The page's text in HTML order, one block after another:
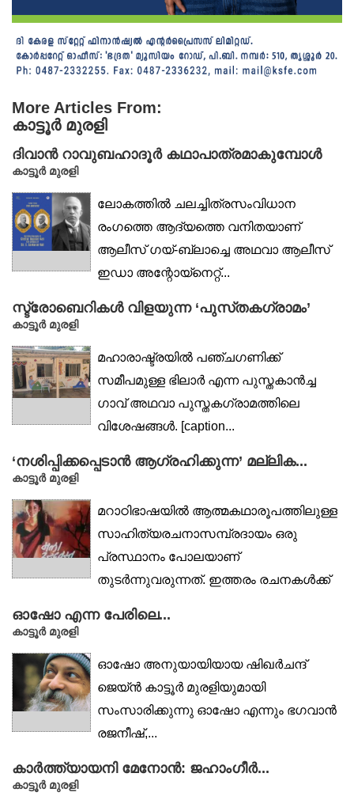
More Articles From:
കാട്ടൂർ മുരളി
ദിവാൻ റാവുബഹാദൂർ കഥാപാത്രമാകുമ്പോൾ
കാട്ടൂർ മുരളി
ലോകത്തിൽ ചലച്ചിത്രസംവിധാന
രംഗത്തെ ആദ്യത്തെ വനിതയാണ്
ആലീസ് ഗയ്-ബ്ലാച്ചെ അഥവാ ആലീസ്
ഇഡാ അന്റോയ്നെറ്റ്...
സ്ട്രോബെറികൾ വിളയുന്ന ‘പുസ്‌തകഗ്രാമം’
കാട്ടൂർ മുരളി
മഹാരാഷ്ട്രയിൽ പഞ്ചഗണിക്ക്
സമീപമുള്ള ഭിലാർ എന്ന പുസ്തകാൻച്ച
ഗാവ് അഥവാ പുസ്തകഗ്രാമത്തിലെ
വിശേഷങ്ങൾ. [caption...
‘നശിപ്പിക്കപ്പെടാൻ ആഗ്രഹിക്കുന്ന’ മല്ലിക...
കാട്ടൂര്‍ മുരളി
മറാഠിഭാഷയിൽ ആത്മകഥാരൂപത്തിലുള്ള
സാഹിത്യരചനാസമ്പ്രദായം ഒരു
പ്രസ്ഥാനം പോലയാണ്
തുടർന്നുവരുന്നത്. ഇത്തരം രചനകൾക്ക്
ഓഷോ എന്ന പേരിലെ...
കാട്ടൂര്‍ മുരളി
ഓഷോ അനുയായിയായ ഷിഖർചന്ദ്
ജെയ്ൻ കാട്ടൂർ മുരളിയുമായി
സംസാരിക്കുന്നു ഓഷോ എന്നും ഭഗവാൻ
രജനീഷ്,...
കാർത്ത്യായനി മേനോൻ: ജഹാംഗീർ...
കാട്ടൂർ മുരളി